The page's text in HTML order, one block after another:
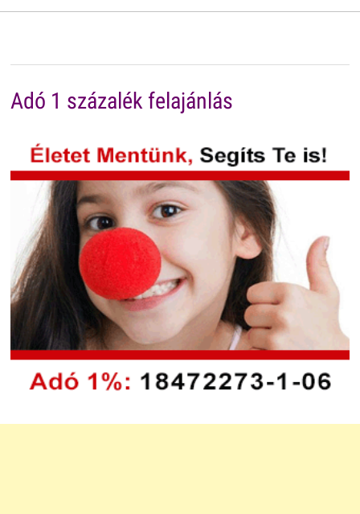
Adó 1 százalék felajánlás